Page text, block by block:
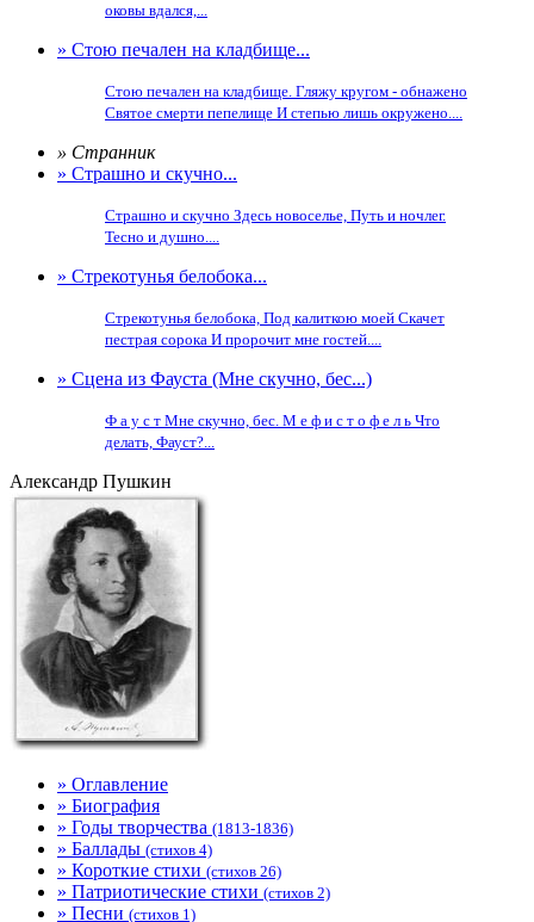
оковы вдался,...
» Стою печален на кладбище...
Стою печален на кладбище. Гляжу кругом - обнажено
Святое смерти пепелище И степью лишь окружено....
» Странник
» Страшно и скучно...
Страшно и скучно Здесь новоселье, Путь и ночлег.
Тесно и душно....
» Стрекотунья белобока...
Стрекотунья белобока, Под калиткою моей Скачет
пестрая сорока И пророчит мне гостей....
» Сцена из Фауста (Мне скучно, бес...)
Ф а у с т Мне скучно, бес. М е ф и с т о ф е л ь Что
делать, Фауст?...
Александр Пушкин
» Оглавление
» Биография
» Годы творчества (1813-1836)
» Баллады (стихов 4)
» Короткие стихи (стихов 26)
» Патриотические стихи (стихов 2)
» Песни (стихов 1)